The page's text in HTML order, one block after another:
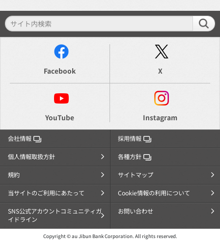
Facebook X
YouTube Instagram
会社情報 採用情報
個人情報取扱方針 各種方針
規約 サイトマップ
当サイトのご利用にあたって Cookie情報の利用について
SNS公式アカウントコミュニティガ
イドライン
お問い合わせ
Copyright © au Jibun Bank Corporation. All rights reserved.